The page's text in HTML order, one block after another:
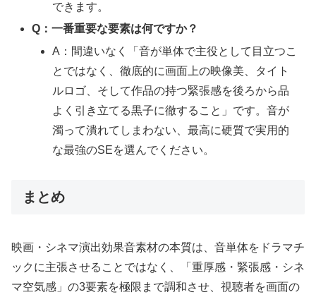
できます。
Q：一番重要な要素は何ですか？
A：間違いなく「音が単体で主役として目立つこ
とではなく、徹底的に画面上の映像美、タイト
ルロゴ、そして作品の持つ緊張感を後ろから品
よく引き立てる黒子に徹すること」です。音が
濁って潰れてしまわない、最高に硬質で実用的
な最強のSEを選んでください。
まとめ
映画・シネマ演出効果音素材の本質は、音単体をドラマチ
ックに主張させることではなく、「重厚感・緊張感・シネ
マ空気感」の3要素を極限まで調和させ、視聴者を画面の